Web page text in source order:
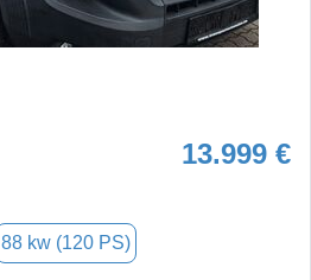
13.999 €
88 kw (120 PS)